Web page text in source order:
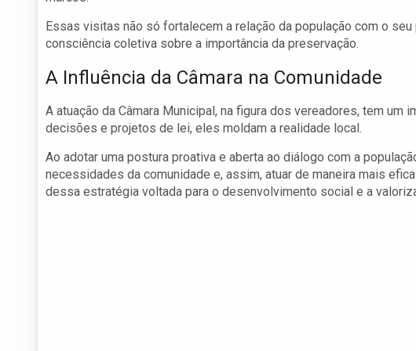
Essas visitas não só fortalecem a relação da população com o
consciência coletiva sobre a importância da preservação.
A Influência da Câmara na Comunidade
A atuação da Câmara Municipal, na figura dos vereadores, tem
decisões e projetos de lei, eles moldam a realidade local.
Ao adotar uma postura proativa e aberta ao diálogo com a
necessidades da comunidade e, assim, atuar de maneira mais
dessa estratégia voltada para o desenvolvimento social e a